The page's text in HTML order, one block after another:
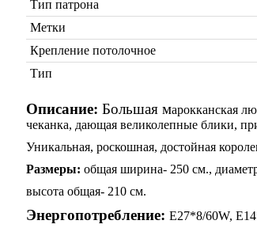
Тип патрона
Метки
Крепление потолочное
Тип
Описание: Большая марокканская
чеканка, дающая великолепные блики,
Уникальная, роскошная, достойная
Размеры: общая ширина- 250 см.,
высота общая- 210 см.
Энергопотребление: Е27*8/60W,